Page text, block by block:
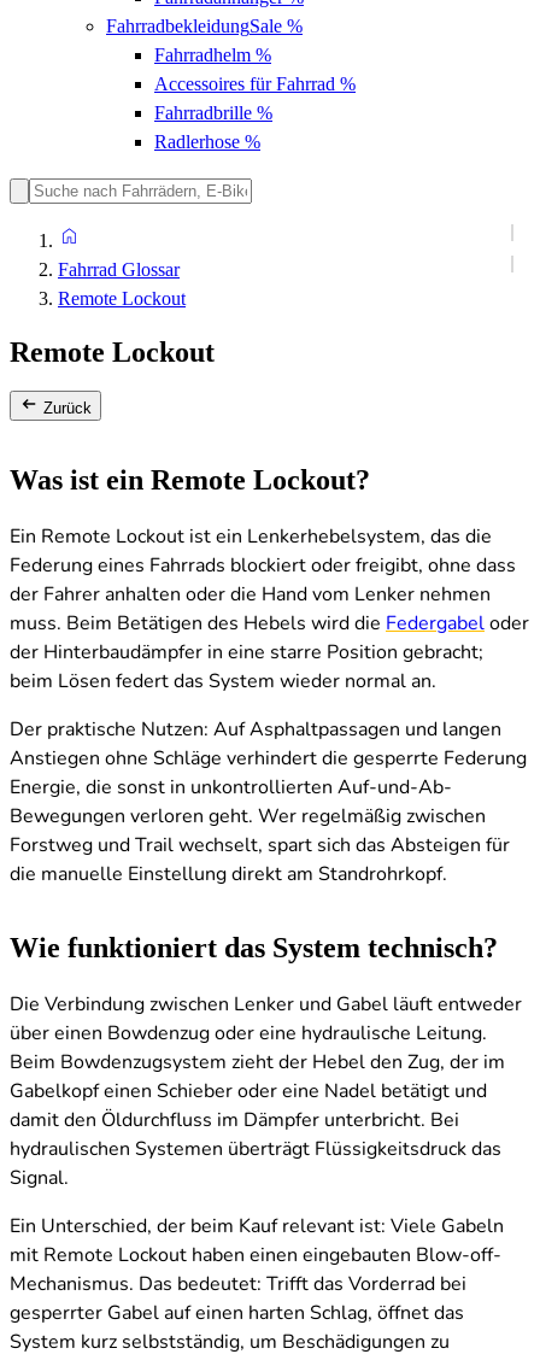
FahrradbekleidungSale %
Fahrradhelm %
Accessoires für Fahrrad %
Fahrradbrille %
Radlerhose %
Fahrrad Glossar
Remote Lockout
Remote Lockout
Zurück
Was ist ein Remote Lockout?
Ein Remote Lockout ist ein Lenkerhebelsystem, das die
Federung eines Fahrrads blockiert oder freigibt, ohne dass
der Fahrer anhalten oder die Hand vom Lenker nehmen
muss. Beim Betätigen des Hebels wird die Federgabel oder
der Hinterbaudämpfer in eine starre Position gebracht;
beim Lösen federt das System wieder normal an.
Der praktische Nutzen: Auf Asphaltpassagen und langen
Anstiegen ohne Schläge verhindert die gesperrte Federung
Energie, die sonst in unkontrollierten Auf-und-Ab-
Bewegungen verloren geht. Wer regelmäßig zwischen
Forstweg und Trail wechselt, spart sich das Absteigen für
die manuelle Einstellung direkt am Standrohrkopf.
Wie funktioniert das System technisch?
Die Verbindung zwischen Lenker und Gabel läuft entweder
über einen Bowdenzug oder eine hydraulische Leitung.
Beim Bowdenzugsystem zieht der Hebel den Zug, der im
Gabelkopf einen Schieber oder eine Nadel betätigt und
damit den Öldurchfluss im Dämpfer unterbricht. Bei
hydraulischen Systemen überträgt Flüssigkeitsdruck das
Signal.
Ein Unterschied, der beim Kauf relevant ist: Viele Gabeln
mit Remote Lockout haben einen eingebauten Blow-off-
Mechanismus. Das bedeutet: Trifft das Vorderrad bei
gesperrter Gabel auf einen harten Schlag, öffnet das
System kurz selbstständig, um Beschädigungen zu